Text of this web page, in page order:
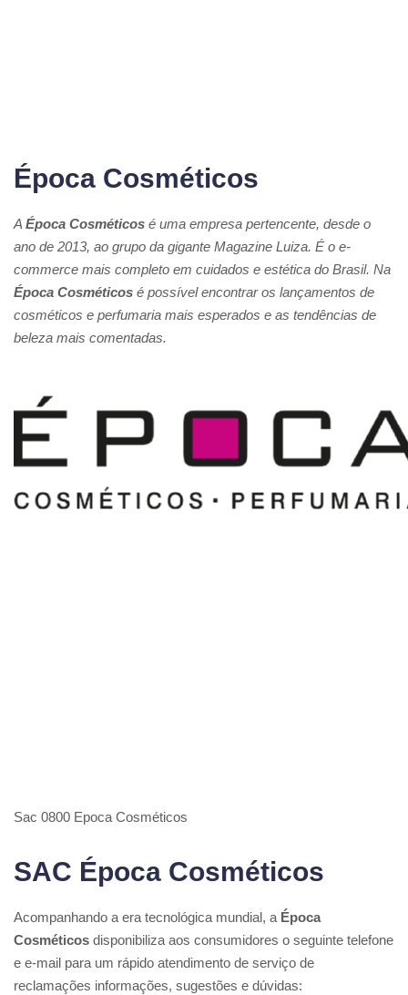
Época Cosméticos
A Época Cosméticos é uma empresa pertencente, desde o
ano de 2013, ao grupo da gigante Magazine Luiza. É o e-
commerce mais completo em cuidados e estética do Brasil. Na
Época Cosméticos é possível encontrar os lançamentos de
cosméticos e perfumaria mais esperados e as tendências de
beleza mais comentadas.
Sac 0800 Epoca Cosméticos
SAC Época Cosméticos
Acompanhando a era tecnológica mundial, a Época
Cosméticos disponibiliza aos consumidores o seguinte telefone
e e-mail para um rápido atendimento de serviço de
reclamações informações, sugestões e dúvidas: